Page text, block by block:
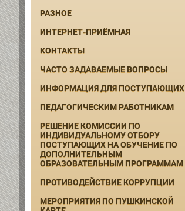
РАЗНОЕ
ИНТЕРНЕТ-ПРИЁМНАЯ
КОНТАКТЫ
ЧАСТО ЗАДАВАЕМЫЕ ВОПРОСЫ
ИНФОРМАЦИЯ ДЛЯ ПОСТУПАЮЩИХ
ПЕДАГОГИЧЕСКИМ РАБОТНИКАМ
РЕШЕНИЕ КОМИССИИ ПО
ИНДИВИДУАЛЬНОМУ ОТБОРУ
ПОСТУПАЮЩИХ НА ОБУЧЕНИЕ ПО
ДОПОЛНИТЕЛЬНЫМ
ОБРАЗОВАТЕЛЬНЫМ ПРОГРАММАМ
ПРОТИВОДЕЙСТВИЕ КОРРУПЦИИ
МЕРОПРИЯТИЯ ПО ПУШКИНСКОЙ